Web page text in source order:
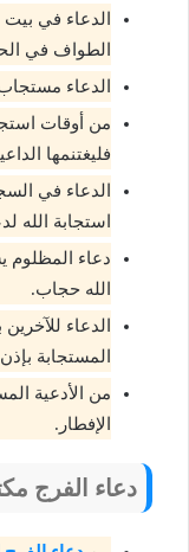
الدعاء في بيت
الطواف في
الدعاء
من أوقات
فليغتنمها
الدعاء في
استجابة الله
دعاء المظلوم
الله حجاب.
الدعاء
المستجابة
من الأدعية
الإفطار.
دعاء الفرج